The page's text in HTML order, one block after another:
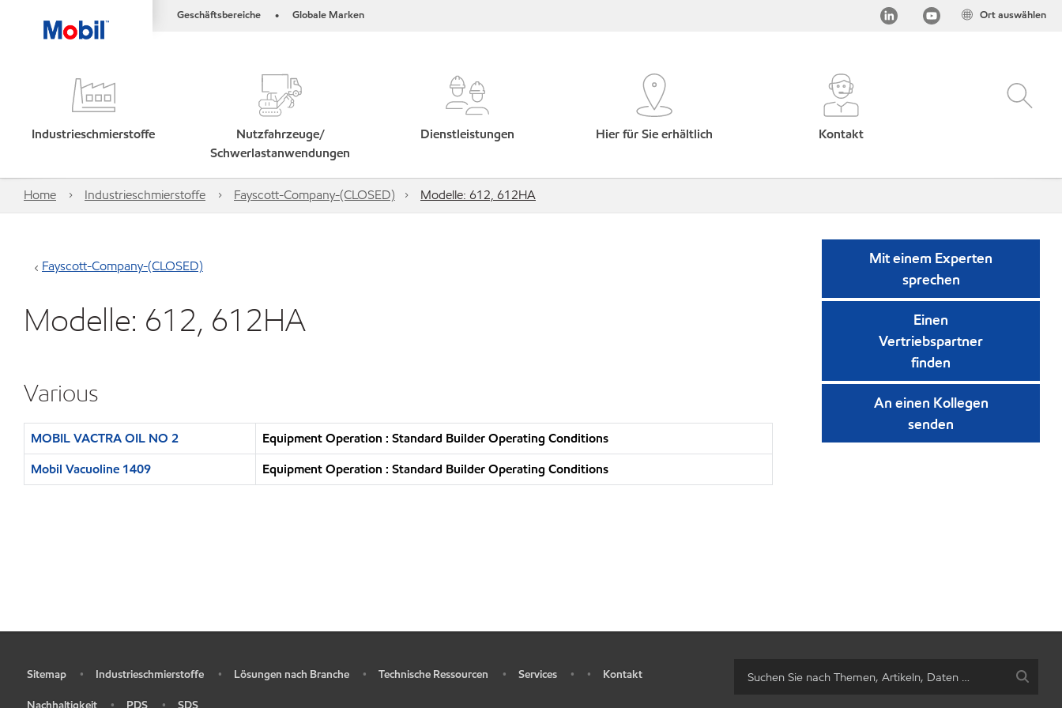
Geschäftsbereiche • Globale Marken Ort auswählen
Industrieschmierstoffe
Nutzfahrzeuge/
Schwerlastanwendungen
Dienstleistungen Hier für Sie erhältlich Kontakt
Home Industrieschmierstoffe Fayscott-Company-(CLOSED) Modelle: 612, 612HA
Fayscott-Company-(CLOSED)
Modelle: 612, 612HA
Various
MOBIL VACTRA OIL NO 2
Equipment Operation : Standard Builder Operating Conditions
Mobil Vacuoline 1409
Equipment Operation : Standard Builder Operating Conditions
Mit einem Experten
sprechen
Einen
Vertriebspartner
finden
An einen Kollegen
senden
Sitemap • Industrieschmierstoffe • Lösungen nach Branche • Technische Ressourcen • Services • • Kontakt
• •